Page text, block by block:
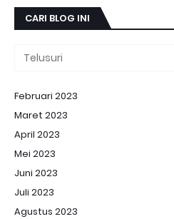
CARI BLOG INI
Februari 2023
Maret 2023
April 2023
Mei 2023
Juni 2023
Juli 2023
Agustus 2023